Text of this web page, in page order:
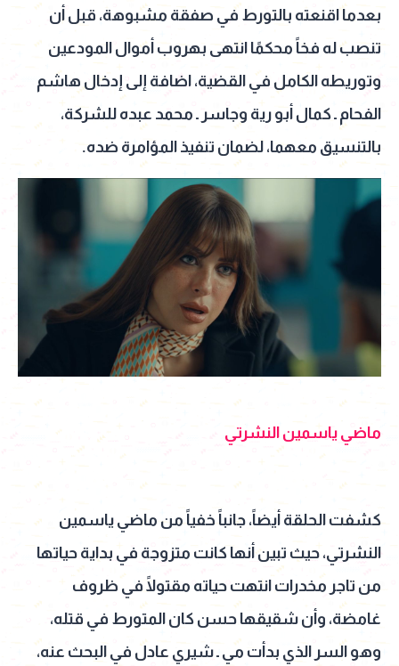
بعدما اقنعته بالتورط في صفقة مشبوهة، قبل أن
تنصب له فخاً محكمًا انتهى بهروب أموال المودعين
وتوريطه الكامل في القضية، اضافة إلى إدخال هاشم
الفحام ـ كمال أبو رية وجاسر ـ محمد عبده للشركة،
بالتنسيق معهما، لضمان تنفيذ المؤامرة ضده.
ماضي ياسمين النشرتي
كشفت الحلقة أيضاً، جانباً خفياً من ماضي ياسمين
النشرتي، حيث تبين أنها كانت متزوجة في بداية حياتها
من تاجر مخدرات انتهت حياته مقتولًا في ظروف
غامضة، وأن شقيقها حسن كان المتورط في قتله،
وهو السر الذي بدأت مي ـ شيري عادل في البحث عنه،